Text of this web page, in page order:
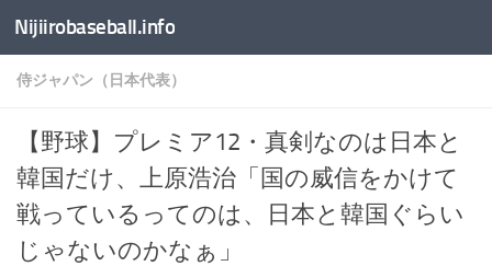
コンテンツへスキップ
Nijiirobaseball.info
侍ジャパン（日本代表）
【野球】プレミア12・真剣なのは日本と
韓国だけ、上原浩治「国の威信をかけて
戦っているってのは、日本と韓国ぐらい
じゃないのかなぁ」